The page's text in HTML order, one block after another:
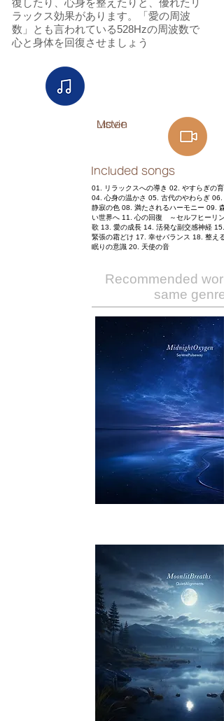
復したり、心身を整えたりと、優れたリ
ラックス効果があります。「愛の周波
数」とも言われている528Hzの周波数で
心と身体を回復させましょう
Listen
Movie
Included songs
01. リラックスへの導き 02. やすらぎの育
04. 心身の温かさ 05. 古代のやわらぎ 06.
静寂の色 08. 満たされるハーモニー 09.
い世界へ 11. 心の回復 ～セルフヒーリン
歌 13. 愛の成長 14. 活発な副交感神経
緊張の霜どけ 17. 幸せバランス 18. 整え
眠りの意識 20. 天使の音
Recommended
same genre